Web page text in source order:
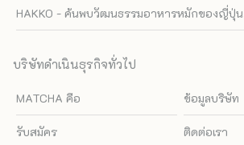
HAKKO - ค้นพบวัฒนธรรมอาหารหมักของญี่ปุ่น
บริษัทดำเนินธุรกิจทั่วไป
MATCHA คือ ข้อมูลบริษัท
รับสมัคร ติดต่อเรา